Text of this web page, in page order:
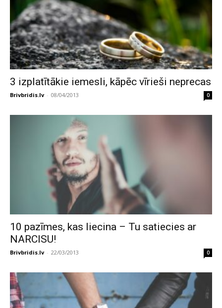
3 izplatītākie iemesli, kāpēc vīrieši neprecas
Brivbridis.lv - 08/04/2013 0
10 pazīmes, kas liecina – Tu satiecies ar
NARCISU!
Brivbridis.lv - 22/03/2013 0